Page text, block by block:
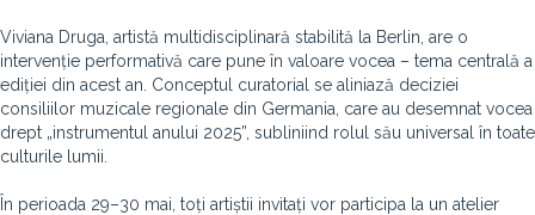
Viviana Druga, artistă multidisciplinară stabilită la Berlin, are o
intervenție performativă care pune în valoare vocea – tema centrală a
ediției din acest an. Conceptul curatorial se aliniază deciziei
consiliilor muzicale regionale din Germania, care au desemnat vocea
drept „instrumentul anului 2025”, subliniind rolul său universal în toate
culturile lumii.
În perioada 29–30 mai, toți artiștii invitați vor participa la un atelier